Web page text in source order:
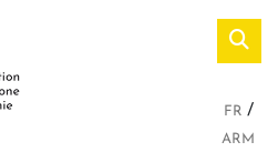
FR
ARM